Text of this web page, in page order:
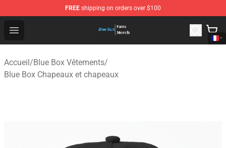
FREE shipping on orders over $100
Open menu
Blue Box Store - Official Blue Box Merchandise Shop
Accueil/Blue Box Vêtements/
Blue Box Chapeaux et chapeaux